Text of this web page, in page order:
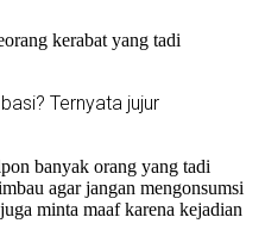
kerabat yang tadi
Ternyata jujur
banyak orang yang tadi
agar jangan mengonsumsi
minta maaf karena kejadian